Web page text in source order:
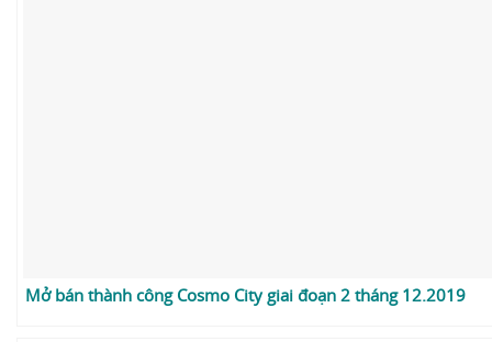
Mở bán thành công Cosmo City giai đoạn 2 tháng 12.2019